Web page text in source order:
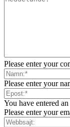
Please enter your
Please enter your
You have entered
Please enter your